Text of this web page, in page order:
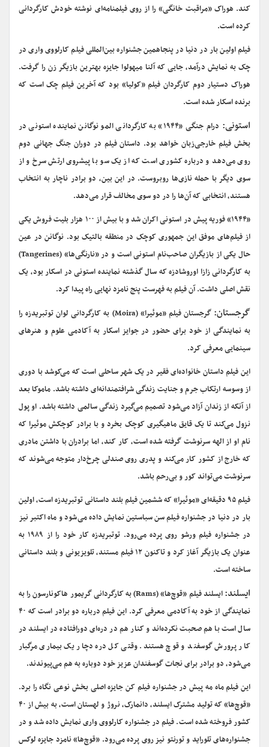
کند. هوراک «مراقبت خانگی» را از روی فیلمنامه‌ای نوشته خودش کارگردانی
کرده است.
فیلم اولین بار در دنیا در پنجاهمین جشنواره بین‌المللی فیلم کارلووی واری در
چک به نمایش درآمد، جایی که آلنا میهولوا جایزه بهترین بازیگر زن را گرفت.
هوراک دستیار دوم کارگردان فیلم «کولیا» بود که آخرین فیلم چک است که
برنده اسکار شده است.
استونی:
درام جنگی «۱۹۴۴» به کارگردانی المو نوگانن نماینده استونی در
بخش فیلم خارجی‌زبان خواهد بود. داستان فیلم در دوران جنگ جهانی دوم
روی می‌دهد و درباره کشوری است که از یک سو با پیشروی ارتش سرخ و از
سوی دیگر با حمله نازی‌ها روبروست. در این بین، دو برادر ناچار به انتخاب
هستند، انتخابی که آن‌ها را در دو سوی مخالف قرار می‌دهد.
«۱۹۴۴» فوریه پیش در استونی اکران شد و با بیش از ۱۰۰ هزار بلیت فروش یکی
از فیلم‌های موفق این جمهوری کوچک در منطقه بالتیک بود. نوگانن در عین
حال یکی از بازیگران صاحب‌نام استونی است و در «نارنگی‌ها» (Tangerines)
به کارگردانی زازا اوروشادزه که سال گذشته نماینده استونی در اسکار بود، یک
نقش اصلی داشت. آن فیلم به فهرست پنج نامزد نهایی راه پیدا کرد.
گرجستان:
گرجستان فیلم «موئیرا» (Moira) به کارگردانی لوان توتبریدزه را
به نمایندگی از خود برای حضور در جوایز اسکار به آکادمی علوم و هنرهای
سینمایی معرفی کرد.
این فیلم داستان خانواده‌ای فقیر در یک شهر ساحلی است که می‌کوشد با دوری
از وسوسه ارتکاب جرم و جنایت زندگی شرافتمندانه‌ای داشته باشد. ماموکا بعد
از آنکه از زندان آزاد می‌شود تصمیم می‌گیرد زندگی سالمی داشته باشد. او پول
نزول می‌کند تا یک قایق ماهیگیری کوچک بخرد و با برادر کوچکش موئیرا که
نام او از الهه سرنوشت گرفته شده است، کار کند، اما برادران با داشتن مادری
که خارج از کشور کار می‌کند و پدری روی صندلی چرخ‌دار متوجه می‌شوند که
سرنوشت می‌تواند کور و بی‌رحم باشد.
فیلم ۹۵ دقیقه‌ای «موئیرا» که ششمین فیلم بلند داستانی توتبریدزه است، اولین
بار در دنیا در جشنواره فیلم سن سباستین نمایش داده می‌شود و ماه اکتبر نیز
در جشنواره فیلم ورشو روی پرده می‌رود. توتبریدزه کار خود را از ۱۹۸۹ به
عنوان یک بازیگر آغاز کرد و تاکنون ۱۲ فیلم مستند، تلویزیونی و بلند داستانی
ساخته است.
ایسلند:
ایسلند فیلم «قوچ‌ها» (Rams) به کارگردانی گریمور هاکونارسون را به
نمایندگی از خود به آکادمی معرفی کرد. این فیلم درباره دو برادر است که ۴۰
سال است با هم صحبت نکرده‌اند و کنار هم در دره‌ای دورافتاده در ایسلند در
کار پرورش گوسفند و قوچ هستند. وقتی کل دره دچار یک بیماری مرگبار
می‌شود، دو برادر برای نجات گوسفندان عزیز خود دوباره به هم می‌پیوندند.
این فیلم ماه مه پیش در جشنواره فیلم کن جایزه اصلی بخش نوعی نگاه را برد.
«قوچ‌ها» که تولید مشترک ایسلند، دانمارک، نروژ و لهستان است، به بیش از ۴۰
کشور فروخته شده است. فیلم در جشنواره کارلووی واری نمایش داده شد و در
جشنواره‌های تلوراید و تورنتو نیز روی پرده می‌رود. «قوچ‌ها» نامزد جایزه لوکس